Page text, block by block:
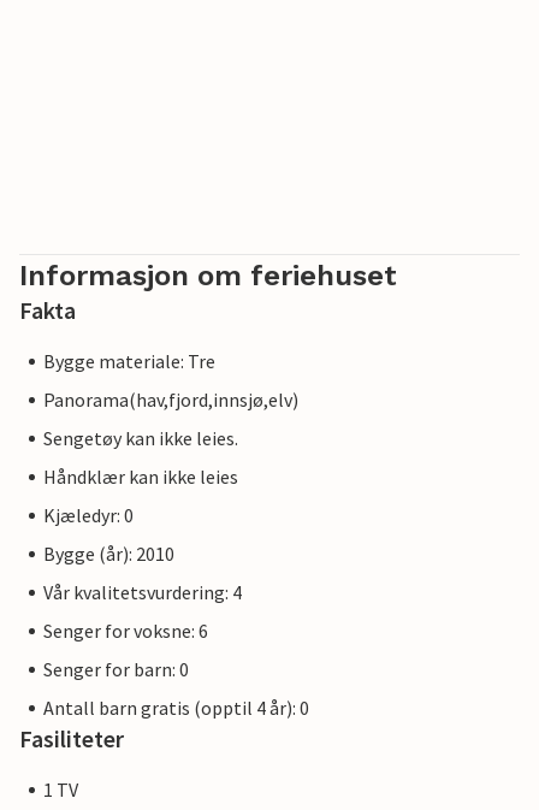
Informasjon om feriehuset
Fakta
Bygge materiale: Tre
Panorama(hav,fjord,innsjø,elv)
Sengetøy kan ikke leies.
Håndklær kan ikke leies
Kjæledyr: 0
Bygge (år): 2010
Vår kvalitetsvurdering: 4
Senger for voksne: 6
Senger for barn: 0
Antall barn gratis (opptil 4 år): 0
Fasiliteter
1 TV